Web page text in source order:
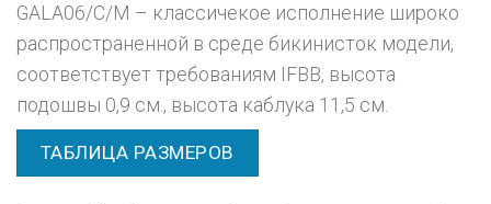
GALA06/C/M – классичекое исполнение широко
распространенной в среде бикинисток модели,
соответствует требованиям IFBB, высота
подошвы 0,9 см., высота каблука 11,5 см.
ТАБЛИЦА РАЗМЕРОВ